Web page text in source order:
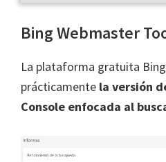
Bing Webmaster
La plataforma gratuita
prácticamente la versión
Console enfocada al